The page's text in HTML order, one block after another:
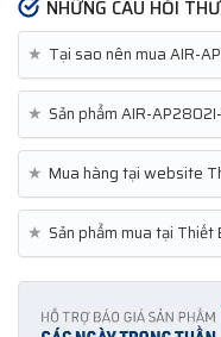
NHỮNG CÂU HỎI
★ Tại sao nên mua AIR-
★ Sản phẩm AIR-
★ Mua hàng tại website
★ Sản phẩm mua tại Thiết